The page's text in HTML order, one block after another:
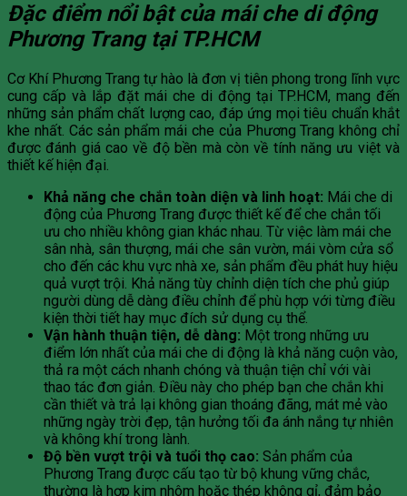
Đặc điểm nổi bật của mái che di động
Phương Trang tại TP.HCM
Cơ Khí Phương Trang tự hào là đơn vị tiên phong trong lĩnh vực
cung cấp và lắp đặt mái che di động tại TP.HCM, mang đến
những sản phẩm chất lượng cao, đáp ứng mọi tiêu chuẩn khắt
khe nhất. Các sản phẩm mái che của Phương Trang không chỉ
được đánh giá cao về độ bền mà còn về tính năng ưu việt và
thiết kế hiện đại.
Khả năng che chắn toàn diện và linh hoạt: Mái che di
động của Phương Trang được thiết kế để che chắn tối
ưu cho nhiều không gian khác nhau. Từ việc làm mái che
sân nhà, sân thượng, mái che sân vườn, mái vòm cửa sổ
cho đến các khu vực nhà xe, sản phẩm đều phát huy hiệu
quả vượt trội. Khả năng tùy chỉnh diện tích che phủ giúp
người dùng dễ dàng điều chỉnh để phù hợp với từng điều
kiện thời tiết hay mục đích sử dụng cụ thể.
Vận hành thuận tiện, dễ dàng: Một trong những ưu
điểm lớn nhất của mái che di động là khả năng cuộn vào,
thả ra một cách nhanh chóng và thuận tiện chỉ với vài
thao tác đơn giản. Điều này cho phép bạn che chắn khi
cần thiết và trả lại không gian thoáng đãng, mát mẻ vào
những ngày trời đẹp, tận hưởng tối đa ánh nắng tự nhiên
và không khí trong lành.
Độ bền vượt trội và tuổi thọ cao: Sản phẩm của
Phương Trang được cấu tạo từ bộ khung vững chắc,
thường là hợp kim nhôm hoặc thép không gỉ, đảm bảo